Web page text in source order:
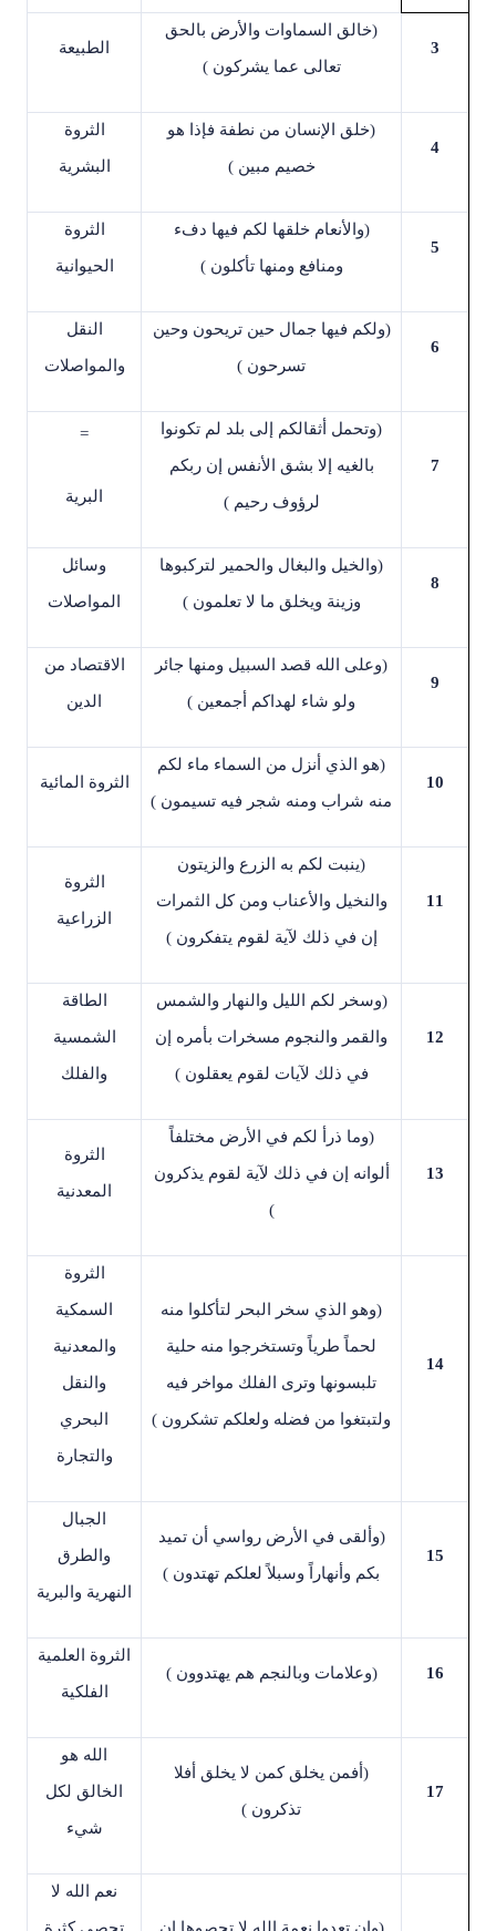
3
)خالق السماوات والأرض بالحق
تعالى عما يشركون(
الطبيعة
4
)خلق الإنسان من نطفة فإذا هو
خصيم مبين(
الثروة
البشرية
5
)والأنعام خلقها لكم فيها دفء
ومنافع ومنها تأكلون(
الثروة
الحيوانية
6
)ولكم فيها جمال حين تريحون وحين
تسرحون (
النقل
والمواصلات
7
)وتحمل أثقالكم إلى بلد لم تكونوا
بالغيه إلا بشق الأنفس إن ربكم
لرؤوف رحيم(
=
البرية
8
)والخيل والبغال والحمير لتركبوها
وزينة ويخلق ما لا تعلمون(
وسائل
المواصلات
9
)وعلى الله قصد السبيل ومنها جائر
ولو شاء لهداكم أجمعين (
الاقتصاد من
الدين
10
)هو الذي أنزل من السماء ماء لكم
منه شراب ومنه شجر فيه تسيمون (
الثروة المائية
11
)ينبت لكم به الزرع والزيتون
والنخيل والأعناب ومن كل الثمرات
إن في ذلك لآية لقوم يتفكرون(
الثروة
الزراعية
12
)وسخر لكم الليل والنهار والشمس
والقمر والنجوم مسخرات بأمره إن
في ذلك لآيات لقوم يعقلون(
الطاقة
الشمسية
والفلك
13
)وما ذرأ لكم في الأرض مختلفاً
ألوانه إن في ذلك لآية لقوم يذكرون
(
الثروة
المعدنية
14
)وهو الذي سخر البحر لتأكلوا منه
لحماً طرياً وتستخرجوا منه حلية
تلبسونها وترى الفلك مواخر فيه
ولتبتغوا من فضله ولعلكم تشكرون (
الثروة
السمكية
والمعدنية
والنقل
البحري
والتجارة
15
)وألقى في الأرض رواسي أن تميد
بكم وأنهاراً وسبلاً لعلكم تهتدون (
الجبال
والطرق
النهرية والبرية
16
)وعلامات وبالنجم هم يهتدوون(
الثروة العلمية
الفلكية
17
) أفمن يخلق كمن لا يخلق أفلا
تذكرون (
الله هو
الخالق لكل
شيء
نعم الله لا